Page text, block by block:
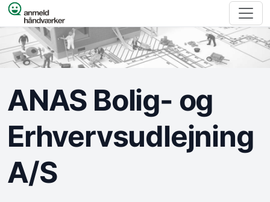
Spring til indhold
ANAS Bolig- og
Erhvervsudlejning
A/S